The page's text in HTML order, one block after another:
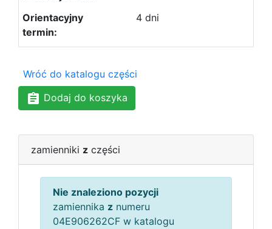
4 dni
Wróć do katalogu części
Dodaj do koszyka
zamienniki z części
Nie znaleziono pozycji
zamiennika z numeru
04E906262CF w katalogu